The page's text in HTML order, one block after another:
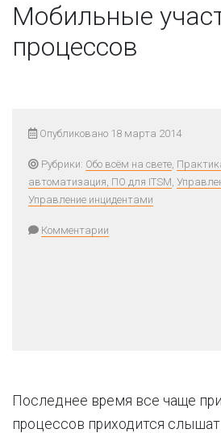
Мобильные
процессов
Опубликовано 18 марта 2014
Рубрики: Обо всём на свете,
автоматизация, ПО для ITSM,
Управление инцидентами
Комментарии
Последнее время все чаще
процессов приходится